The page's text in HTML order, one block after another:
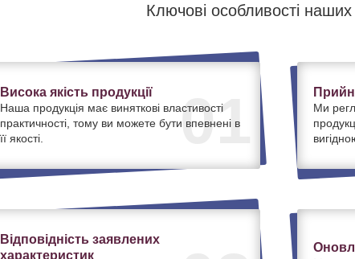
Ключові особливості наших
01
Висока якість продукції
Наша продукція має виняткові властивості
практичності, тому ви можете бути впевнені в
її якості.
Ми
Відповідність заявлених
характеристик